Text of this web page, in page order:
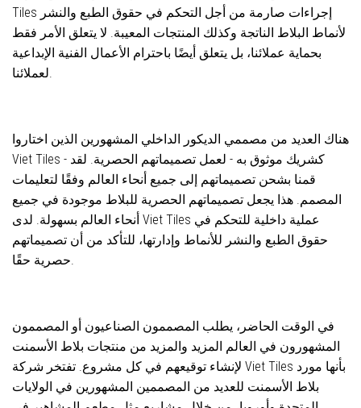
Tiles إجراءات صارمة من أجل التحكم في حقوق الطبع والنشر
لأنماط البلاط الناتجة وكذلك المنتجات المعيبة. لا يتعلق الأمر فقط
بحماية عملائنا، بل يتعلق أيضًا باحترام الأعمال الفنية الإبداعية
لعملائنا.
هناك العديد من مصممي الديكور الداخلي المشهورين الذين اختاروا
Viet Tiles - كشريك موثوق به - لعمل تصميماتهم الحصرية. لقد
قمنا بشحن تصميماتهم إلى جميع أنحاء العالم وفقًا لتعليمات
المصمم. هذا يجعل تصميماتهم الحصرية للبلاط موجودة في جميع
أنحاء العالم بسهولة. لدى Viet Tiles عملية داخلية للتحكم في
حقوق الطبع والنشر للأنماط وإدارتها، للتأكد من أن تصميماتهم
حصرية حقًا.
في الوقت الحاضر، يطلب المصممون الصناعيون أو المصممون
المشهورون في العالم المزيد والمزيد من منتجات بلاط الأسمنت
لإنشاء توقيعهم في كل مشروع. تفتخر شركة Viet Tiles بأنها مورد
بلاط الأسمنت للعديد من المصممين المشهورين في الولايات